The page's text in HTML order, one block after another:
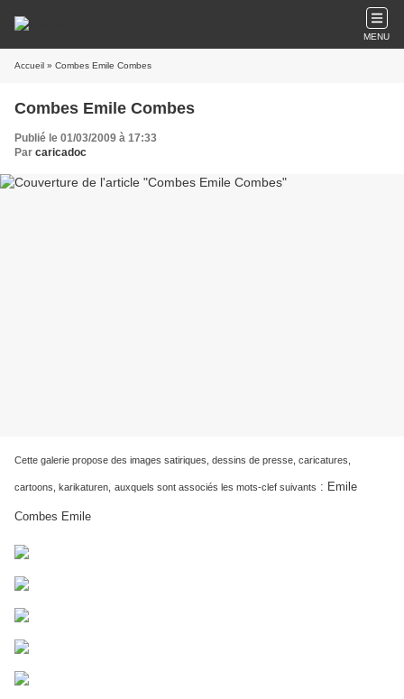
MENU
Accueil » Combes Emile Combes
Combes Emile Combes
Publié le 01/03/2009 à 17:33
Par caricadoc
Cette galerie propose des images satiriques, dessins de presse, caricatures,
cartoons, karikaturen, auxquels sont associés les mots-clef suivants : Emile
Combes Emile